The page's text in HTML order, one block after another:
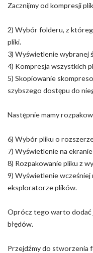
Zacznijmy od kompresji
2) Wybór folderu, z
pliki.
3) Wyświetlenie wybranej
4) Kompresja wszystkich
5) Skopiowanie
szybszego dostępu do
Następnie mamy
6) Wybór pliku o
7) Wyświetlenie na
8) Rozpakowanie pliku z
9) Wyświetlenie
eksploratorze plików.
Oprócz tego warto dodać
błędów.
Przejdźmy do stworzenia